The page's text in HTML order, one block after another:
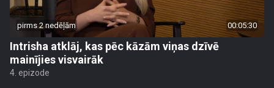
pirms 2 nedēļām 00:05:30
Intrisha atklāj, kas pēc kāzām viņas dzīvē
mainījies visvairāk
4. epizode